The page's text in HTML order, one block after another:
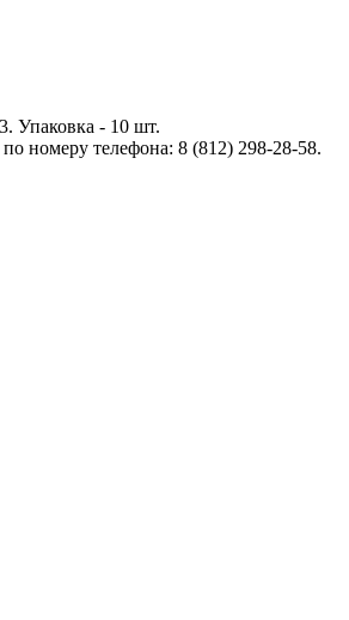
Упаковка - 10 шт.
номеру телефона: 8 (812) 298-28-58.